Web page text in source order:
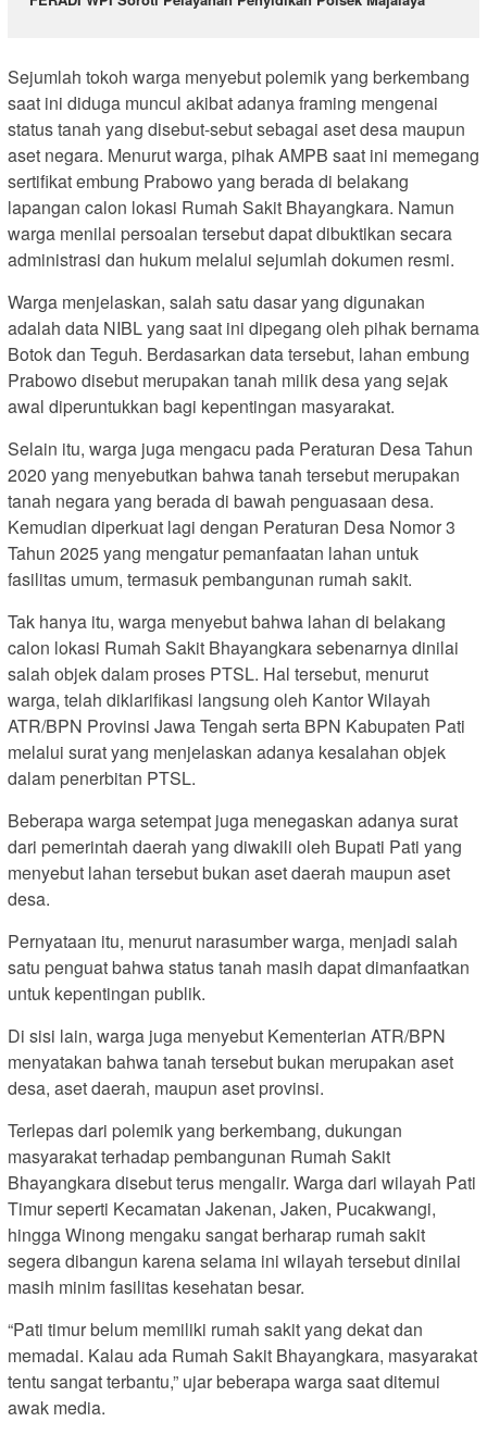
Sejumlah tokoh warga menyebut polemik yang berkembang
saat ini diduga muncul akibat adanya framing mengenai
status tanah yang disebut-sebut sebagai aset desa maupun
aset negara. Menurut warga, pihak AMPB saat ini memegang
sertifikat embung Prabowo yang berada di belakang
lapangan calon lokasi Rumah Sakit Bhayangkara. Namun
warga menilai persoalan tersebut dapat dibuktikan secara
administrasi dan hukum melalui sejumlah dokumen resmi.
Warga menjelaskan, salah satu dasar yang digunakan
adalah data NIBL yang saat ini dipegang oleh pihak bernama
Botok dan Teguh. Berdasarkan data tersebut, lahan embung
Prabowo disebut merupakan tanah milik desa yang sejak
awal diperuntukkan bagi kepentingan masyarakat.
Selain itu, warga juga mengacu pada Peraturan Desa Tahun
2020 yang menyebutkan bahwa tanah tersebut merupakan
tanah negara yang berada di bawah penguasaan desa.
Kemudian diperkuat lagi dengan Peraturan Desa Nomor 3
Tahun 2025 yang mengatur pemanfaatan lahan untuk
fasilitas umum, termasuk pembangunan rumah sakit.
Tak hanya itu, warga menyebut bahwa lahan di belakang
calon lokasi Rumah Sakit Bhayangkara sebenarnya dinilai
salah objek dalam proses PTSL. Hal tersebut, menurut
warga, telah diklarifikasi langsung oleh Kantor Wilayah
ATR/BPN Provinsi Jawa Tengah serta BPN Kabupaten Pati
melalui surat yang menjelaskan adanya kesalahan objek
dalam penerbitan PTSL.
Beberapa warga setempat juga menegaskan adanya surat
dari pemerintah daerah yang diwakili oleh Bupati Pati yang
menyebut lahan tersebut bukan aset daerah maupun aset
desa.
Pernyataan itu, menurut narasumber warga, menjadi salah
satu penguat bahwa status tanah masih dapat dimanfaatkan
untuk kepentingan publik.
Di sisi lain, warga juga menyebut Kementerian ATR/BPN
menyatakan bahwa tanah tersebut bukan merupakan aset
desa, aset daerah, maupun aset provinsi.
Terlepas dari polemik yang berkembang, dukungan
masyarakat terhadap pembangunan Rumah Sakit
Bhayangkara disebut terus mengalir. Warga dari wilayah Pati
Timur seperti Kecamatan Jakenan, Jaken, Pucakwangi,
hingga Winong mengaku sangat berharap rumah sakit
segera dibangun karena selama ini wilayah tersebut dinilai
masih minim fasilitas kesehatan besar.
“Pati timur belum memiliki rumah sakit yang dekat dan
memadai. Kalau ada Rumah Sakit Bhayangkara, masyarakat
tentu sangat terbantu,” ujar beberapa warga saat ditemui
awak media.